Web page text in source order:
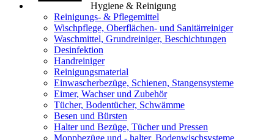
Hygiene & Reinigung
Reinigungs- & Pflegemittel
Wischpflege, Oberflächen- und Sanitärreiniger
Waschmittel, Grundreiniger, Beschichtungen
Desinfektion
Handreiniger
Reinigungsmaterial
Einwascherbezüge, Schienen, Stangensysteme
Eimer, Wachser und Zubehör
Tücher, Bodentücher, Schwämme
Besen und Bürsten
Halter und Bezüge, Tücher und Pressen